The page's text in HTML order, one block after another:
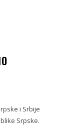
i Srbije
Srpske.